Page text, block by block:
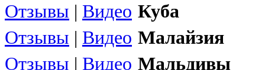
Отзывы | Видео Куба
Отзывы | Видео Малайзия
Отзывы | Видео Мальдивы